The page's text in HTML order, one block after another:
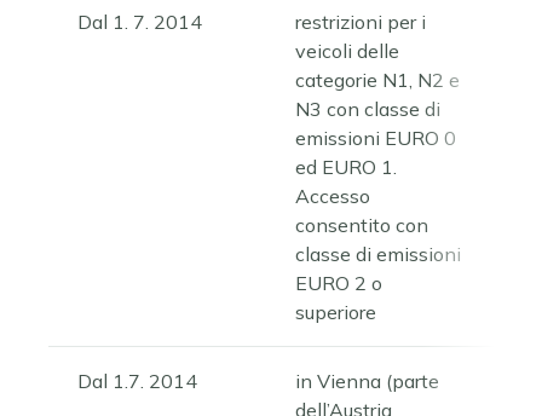
Dal 1. 7. 2014
restrizioni per i
veicoli delle
categorie N1, N2 e
N3 con classe di
emissioni EURO 0
ed EURO 1.
Accesso
consentito con
classe di emissioni
EURO 2 o
superiore
Dal 1.7. 2014
in Vienna (parte
dell’Austria